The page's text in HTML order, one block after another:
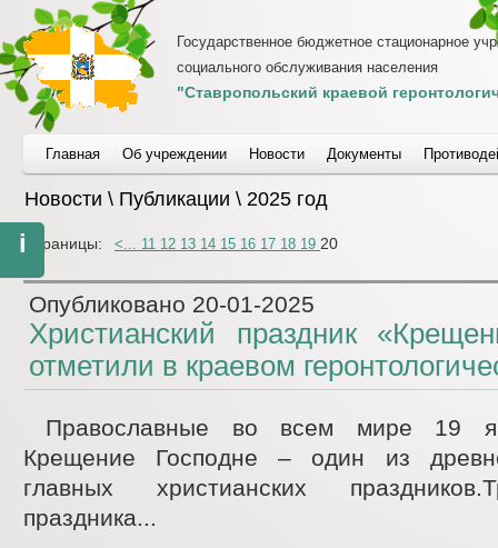
Государственное бюджетное стационарное
социального обслуживания населения
"Ставропольский краевой
i
Главная Об учреждении Новости Документы
Новости \ Публикации \ 2025 год
Страницы: <... 11 12 13 14 15 16 17 18 19 20
Опубликовано 20-01-2025
Христианский праздник
отметили в краевом
Православные во всем мире 19
Крещение Господне – один из
главных христианских
праздника...